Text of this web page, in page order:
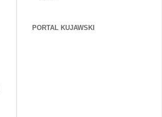
PORTAL KUJAWSKI